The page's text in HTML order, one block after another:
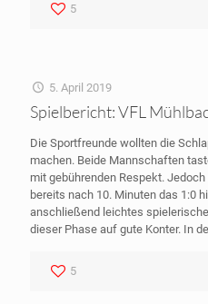
5
5. April 2019
Spielbericht: VFL
Die Sportfreunde wollten die
machen. Beide Mannschaften
mit gebührenden Respekt.
bereits nach 10. Minuten das 1:0
anschließend leichtes
dieser Phase auf gute Konter. In
5